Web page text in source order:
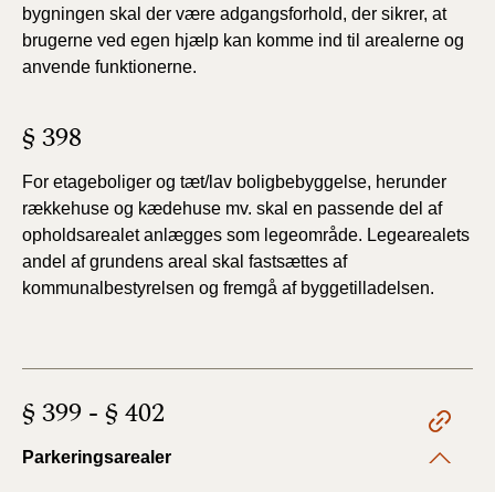
bygningen skal der være adgangsforhold, der sikrer, at
brugerne ved egen hjælp kan komme ind til arealerne og
anvende funktionerne.
§ 398
For etageboliger og tæt/lav boligbebyggelse, herunder
rækkehuse og kædehuse mv. skal en passende del af
opholdsarealet anlægges som legeområde. Legearealets
andel af grundens areal skal fastsættes af
kommunalbestyrelsen og fremgå af byggetilladelsen.
§ 399 - § 402
Parkeringsarealer